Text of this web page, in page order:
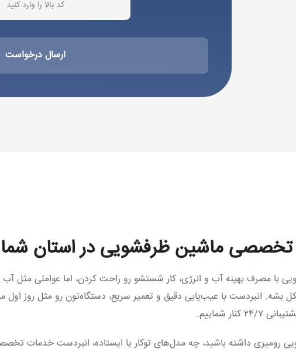
تخصصی ماشین ظرفشویی در استان شما
با مصرف بهینه آب و انرژی، کار شستشو رو راحت کردن، اما عواملی مثل
بشه. انبردست با عیب‌یابی دقیق و تعمیر سریع، دستگاه‌تون رو مثل روز اول
شماییم.
رومیزی داشته باشید، چه مدل‌های توکار یا ایستاده، انبردست خدمات